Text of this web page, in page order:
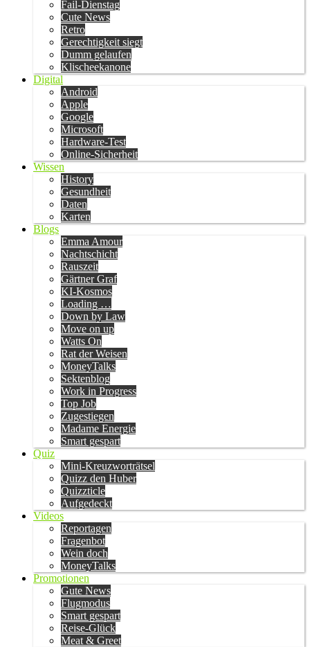
Fail-Dienstag
Cute News
Retro
Gerechtigkeit siegt
Dumm gelaufen
Klischeekanone
Digital
Android
Apple
Google
Microsoft
Hardware-Test
Online-Sicherheit
Wissen
History
Gesundheit
Daten
Karten
Blogs
Emma Amour
Nachtschicht
Rauszeit
Gärtner Graf
KI-Kosmos
Loading …
Down by Law
Move on up
Watts On
Rat der Weisen
MoneyTalks
Sektenblog
Work in Progress
Top Job
Zugestiegen
Madame Energie
Smart gespart
Quiz
Mini-Kreuzworträtsel
Quizz den Huber
Quizzticle
Aufgedeckt
Videos
Reportagen
Fragenbot
Wein doch
MoneyTalks
Promotionen
Gute News
Flugmodus
Smart gespart
Reise-Glück
Meat & Greet